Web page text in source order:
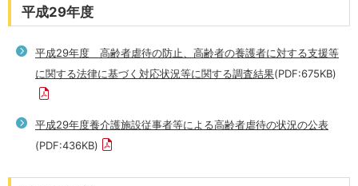
平成29年度
平成29年度 高齢者虐待の防止、高齢者の養護者に対する支援等
に関する法律に基づく対応状況等に関する調査結果(PDF:675KB)
平成29年度養介護施設従事者等による高齢者虐待の状況の公表
(PDF:436KB)